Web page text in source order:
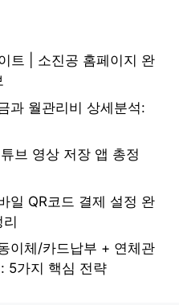
트 | 소진공 홈페이지 완
과 월관리비 상세분석:
브 영상 저장 앱 총정
일 QR코드 결제 설정 완
이체/카드납부 + 연체관
5가지 핵심 전략